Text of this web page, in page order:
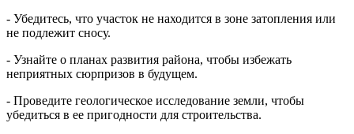
- Убедитесь, что участок не находится в зоне затопления или
не подлежит сносу.
- Узнайте о планах развития района, чтобы избежать
неприятных сюрпризов в будущем.
- Проведите геологическое исследование земли, чтобы
убедиться в ее пригодности для строительства.